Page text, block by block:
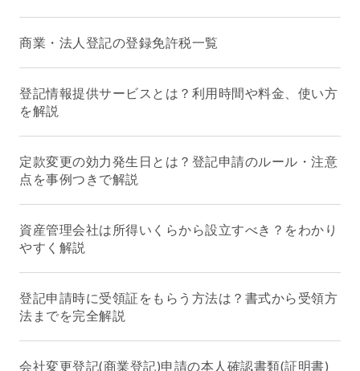
商業・法人登記の登録免許税一覧
登記情報提供サービスとは？利用時間や料金、使い方
を解説
定款変更の効力発生日とは？登記申請のルール・注意
点を事例つきで解説
資産管理会社は所得いくらから設立すべき？をわかり
やすく解説
登記申請時に受領証をもらう方法は？書式から受領方
法までを完全解説
会社変更登記(商業登記)申請の本人確認書類(証明書)